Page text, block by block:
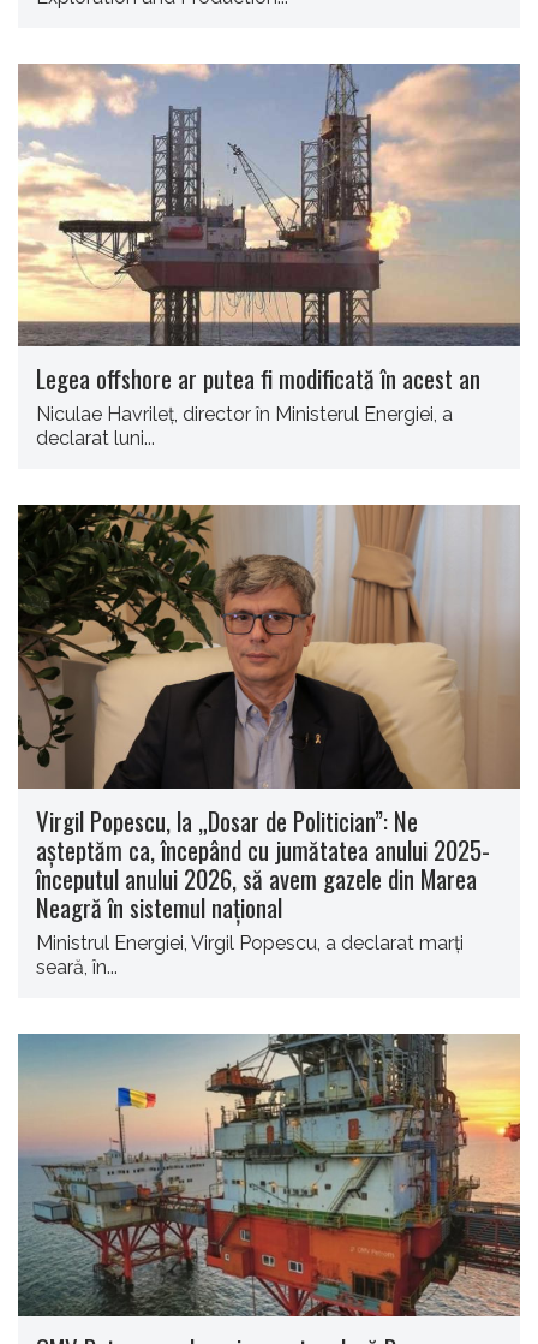
Legea offshore ar putea fi modificată în acest an
Niculae Havrileţ, director în Ministerul Energiei, a
declarat luni...
Virgil Popescu, la „Dosar de Politician”: Ne
aşteptăm ca, începând cu jumătatea anului 2025-
începutul anului 2026, să avem gazele din Marea
Neagră în sistemul național
Ministrul Energiei, Virgil Popescu, a declarat marți
seară, în...